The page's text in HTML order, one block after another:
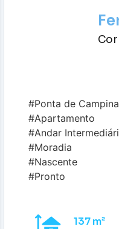
#Ponta de Campina
#Apartamento
#Andar
#Moradia
#Nascente
#Pronto
137 m²